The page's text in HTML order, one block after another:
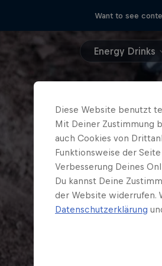
Want to see
Energy Drinks
Diese Website benutzt
Mit Deiner Zustimmung
auch Cookies von
Funktionsweise der
Verbesserung Deines
Du kannst Deine
der Website widerrufen.
Datenschutzerklärung